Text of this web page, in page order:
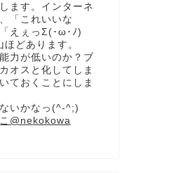
ます。インターネ
「これいいな
えぇっΣ(･ω･ﾉ)
どあります。
力が低いのか？ブ
オスと化してしま
ておくことにしま
ないかなっ(^-^;)
@nekokowa